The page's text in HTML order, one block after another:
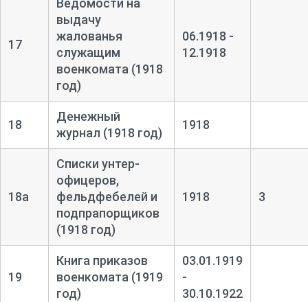
17
Ведомости на
выдачу
жалованья
служащим
военкомата (1918
год)
06.1918 -
12.1918
18
Денежный
журнал (1918 год)
1918
18а
Списки унтер-
офицеров,
фельдфебелей и
подпрапорщиков
(1918 год)
1918 3
19
Книга приказов
военкомата (1919
год)
03.01.1919
-
30.10.1922